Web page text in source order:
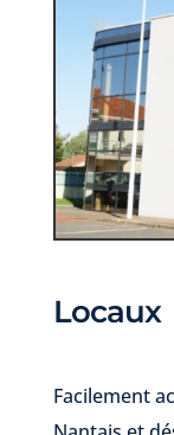
Locaux
Facilement